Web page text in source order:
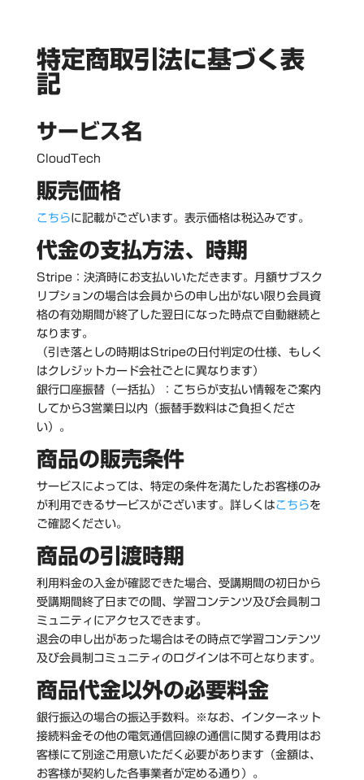
特定商取引法に基づく表
記
サービス名
CloudTech
販売価格
こちらに記載がございます。表示価格は税込みです。
代金の支払方法、時期
Stripe：決済時にお支払いいただきます。月額サブスク
リプションの場合は会員からの申し出がない限り会員資
格の有効期間が終了した翌日になった時点で自動継続と
なります。
（引き落としの時期はStripeの日付判定の仕様、もしく
はクレジットカード会社ごとに異なります）
銀行口座振替（一括払）：こちらが支払い情報をご案内
してから3営業日以内（振替手数料はご負担くださ
い）。
商品の販売条件
サービスによっては、特定の条件を満たしたお客様のみ
が利用できるサービスがございます。詳しくはこちらを
ご確認ください。
商品の引渡時期
利用料金の入金が確認できた場合、受講期間の初日から
受講期間終了日までの間、学習コンテンツ及び会員制コ
ミュニティにアクセスできます。
退会の申し出があった場合はその時点で学習コンテンツ
及び会員制コミュニティのログインは不可となります。
商品代金以外の必要料金
銀行振込の場合の振込手数料。
※なお、インターネット
接続料金その他の電気通信回線の通信に関する費用はお
客様にて別途ご用意いただく必要があります（金額は、
お客様が契約した各事業者が定める通り）。